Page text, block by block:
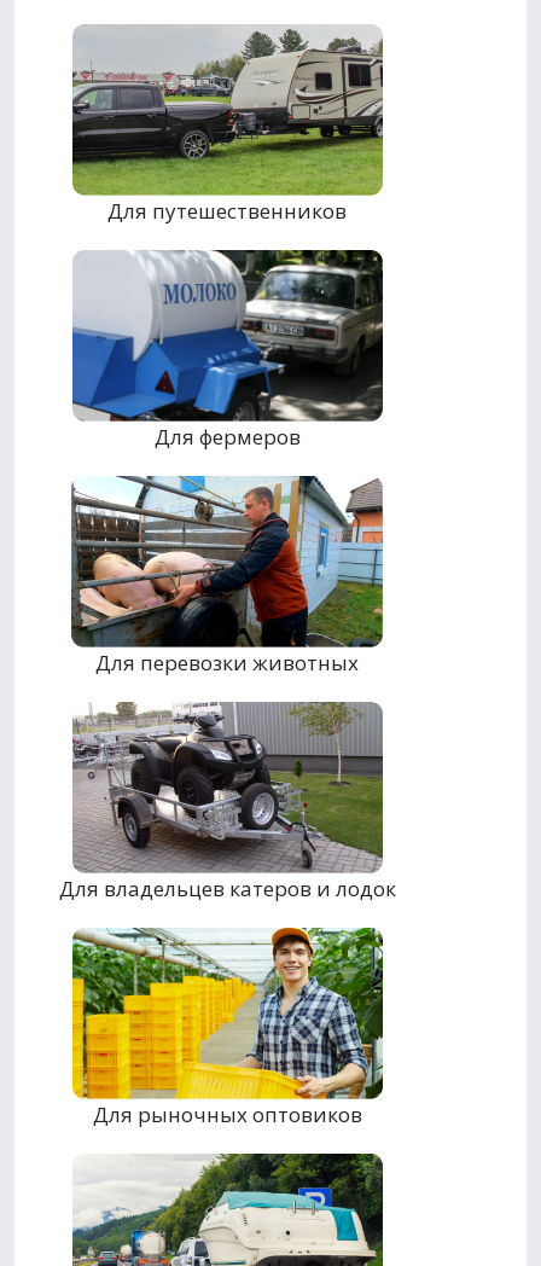
Для путешественников
Для фермеров
Для перевозки животных
Для владельцев катеров и лодок
Для рыночных оптовиков